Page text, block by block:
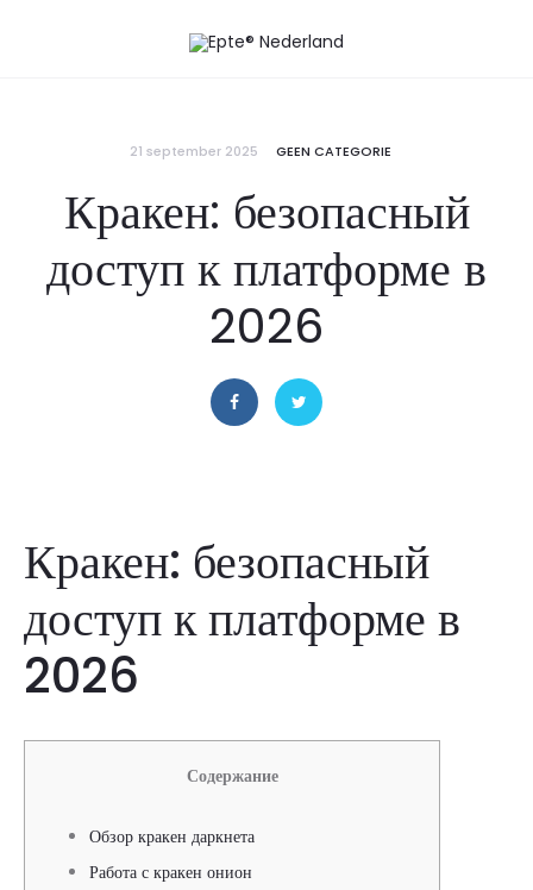
21 september 2025 GEEN CATEGORIE
Кракен: безопасный
доступ к платформе в
2026
Кракен: безопасный
доступ к платформе в
2026
Содержание
Обзор кракен даркнета
Работа с кракен онион